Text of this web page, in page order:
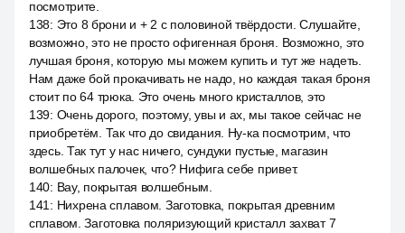
посмотрите.
138: Это 8 брони и + 2 с половиной твёрдости. Слушайте,
возможно, это не просто офигенная броня. Возможно, это
лучшая броня, которую мы можем купить и тут же надеть.
Нам даже бой прокачивать не надо, но каждая такая броня
стоит по 64 трюка. Это очень много кристаллов, это
139: Очень дорого, поэтому, увы и ах, мы такое сейчас не
приобретём. Так что до свидания. Ну-ка посмотрим, что
здесь. Так тут у нас ничего, сундуки пустые, магазин
волшебных палочек, что? Нифига себе привет.
140: Вау, покрытая волшебным.
141 : Нихрена сплавом. Заготовка, покрытая древним
сплавом. Заготовка поляризующий кристалл захват 7